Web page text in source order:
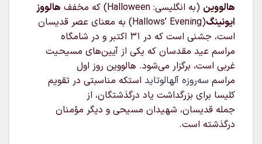
هالووین (به انگلیسی: Halloween) که مخفف هالووز
ایونینگ
(Hallows’ Evening) به معنای عصر قدیسان
است، جشنی است که در ۳۱ اکتبر و در شامگاه
مراسم عید مقدسان که یکی از آیین‌های مسیحیت
غربی است، برگزار می‌شود. هالووین روز اول
مراسم سه‌روزه آلهالوتاید استکه مناسبتی در تقویم
کلیسا برای بزرگداشت یاد درگذشتگان، از
جمله قدیسان، شهیدان مسیحی و دیگر مؤمنان
درگذشته است.